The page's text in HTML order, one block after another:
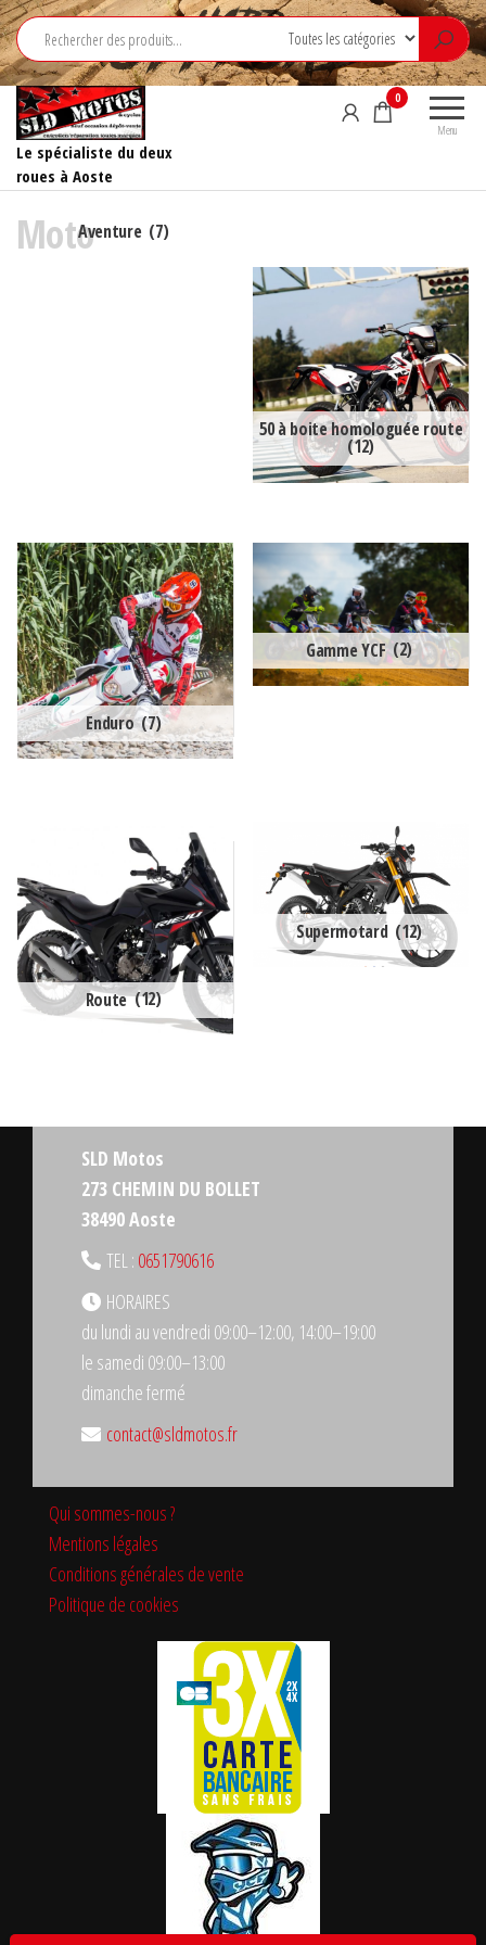
Aller
au
contenu
Le spécialiste du deux
roues à Aoste
Menu
0
MotoAventure (7)
50 à boite homologuée route
(12)
Enduro(7)
Gamme YCF(2)
Route(12)
Supermotard (12)
SLD Motos
273 CHEMIN DU BOLLET
38490 Aoste
TEL : 0651790616
HORAIRES
du lundi au vendredi 09:00–12:00, 14:00–19:00
le samedi 09:00–13:00
dimanche fermé
contact@sldmotos.fr
Qui sommes-nous ?
Mentions légales
Conditions générales de vente
Politique de cookies